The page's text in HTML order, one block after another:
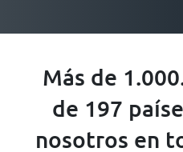
Más de
de 197
nosotros en